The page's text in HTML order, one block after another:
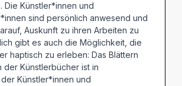
Die Künstler*innen und
sind persönlich anwesend und
Auskunft zu ihren Arbeiten zu
gibt es auch die Möglichkeit, die
haptisch zu erleben: Das Blättern
der Künstlerbücher ist in
Künstler*innen und